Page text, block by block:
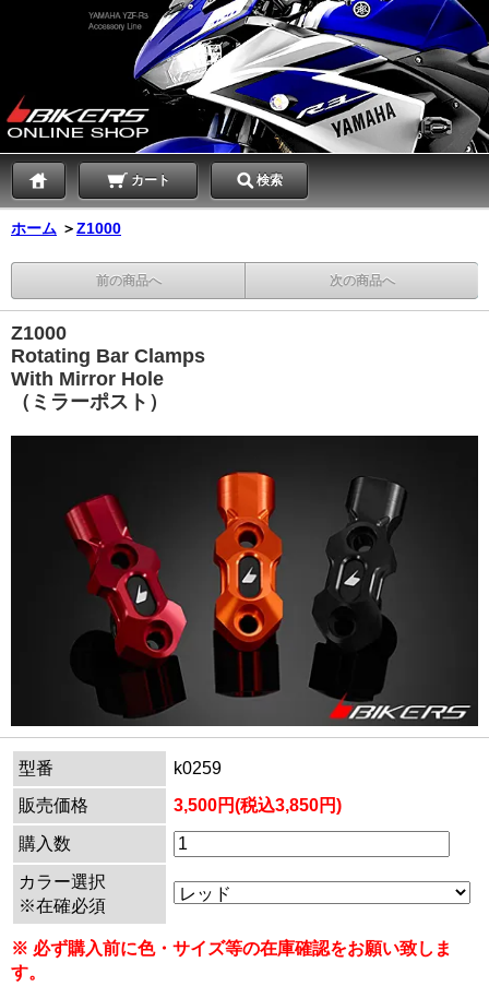
カート 検索
ホーム ＞Z1000
前の商品へ 次の商品へ
Z1000
Rotating Bar Clamps
With Mirror Hole
（ミラーポスト）
型番
k0259
販売価格
3,500円(税込3,850円)
購入数
カラー選択
※在確必須
※ 必ず購入前に色・サイズ等の在庫確認をお願い致しま
す。